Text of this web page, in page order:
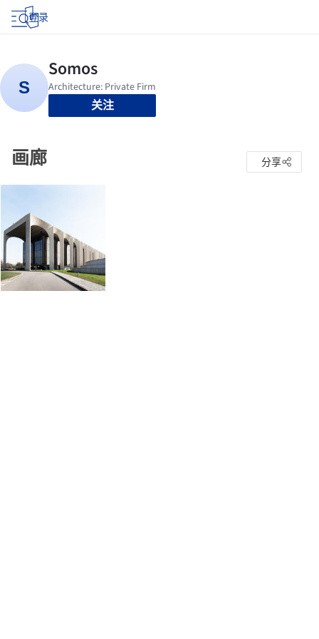
登录
关注
画廊 分享